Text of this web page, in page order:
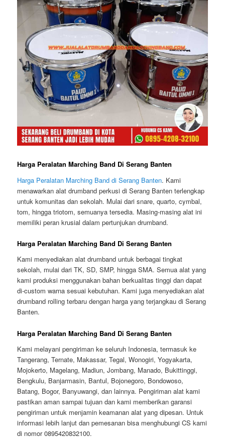
Harga Peralatan Marching Band Di Serang Banten
Harga Peralatan Marching Band di Serang Banten. Kami
menawarkan alat drumband perkusi di Serang Banten terlengkap
untuk komunitas dan sekolah. Mulai dari snare, quarto, cymbal,
tom, hingga triotom, semuanya tersedia. Masing-masing alat ini
memiliki peran krusial dalam pertunjukan drumband.
Harga Peralatan Marching Band Di Serang Banten
Kami menyediakan alat drumband untuk berbagai tingkat
sekolah, mulai dari TK, SD, SMP, hingga SMA. Semua alat yang
kami produksi menggunakan bahan berkualitas tinggi dan dapat
di-custom warna sesuai kebutuhan. Kami juga menyediakan alat
drumband rolling terbaru dengan harga yang terjangkau di Serang
Banten.
Harga Peralatan Marching Band Di Serang Banten
Kami melayani pengiriman ke seluruh Indonesia, termasuk ke
Tangerang, Ternate, Makassar, Tegal, Wonogiri, Yogyakarta,
Mojokerto, Magelang, Madiun, Jombang, Manado, Bukittinggi,
Bengkulu, Banjarmasin, Bantul, Bojonegoro, Bondowoso,
Batang, Bogor, Banyuwangi, dan lainnya. Pengiriman alat kami
pastikan aman sampai tujuan dan kami memberikan garansi
pengiriman untuk menjamin keamanan alat yang dipesan. Untuk
informasi lebih lanjut dan pemesanan bisa menghubungi CS kami
di nomor 0895420832100.